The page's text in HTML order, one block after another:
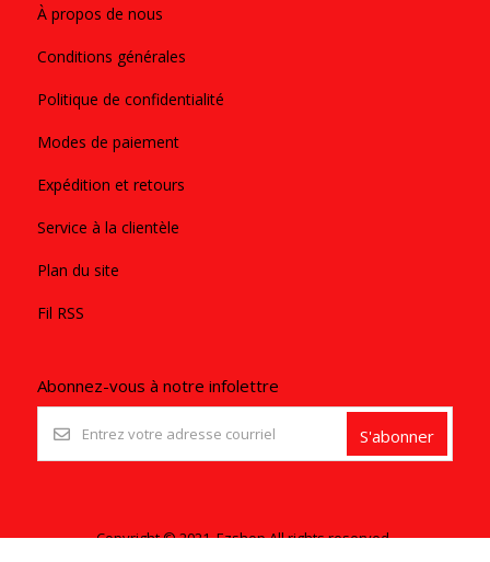
À propos de nous
Conditions générales
Politique de confidentialité
Modes de paiement
Expédition et retours
Service à la clientèle
Plan du site
Fil RSS
Abonnez-vous à notre infolettre
S'abonner
Copyright © 2021. Ezshop All rights reserved.